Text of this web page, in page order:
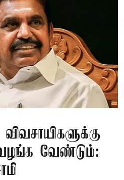
விவசாயிகளுக்கு
வேண்டும்: